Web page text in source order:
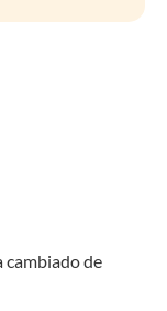
cambiado de